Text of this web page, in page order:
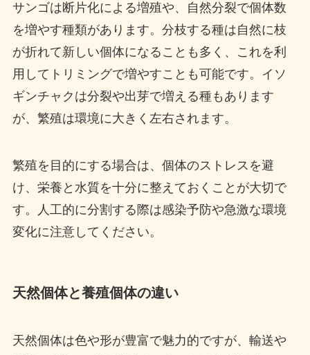
サンゴは断片化による増殖や、自然分裂で個体数
を増やす種類があります。分枝する種は自然に枝
が折れて新しい個体になることも多く、これを利
用してトリミングで増やすことも可能です。イソ
ギンチャクは分裂や出芽で増える種もあります
が、繁殖は環境に大きく左右されます。
繁殖を目的にする場合は、個体のストレスを避
け、栄養と水質を十分に整えておくことが大切で
す。人工的に分割する際は感染予防や急激な環境
変化に注意してください。
天然個体と養殖個体の違い
天然個体は色や形が豊富で魅力的ですが、輸送や